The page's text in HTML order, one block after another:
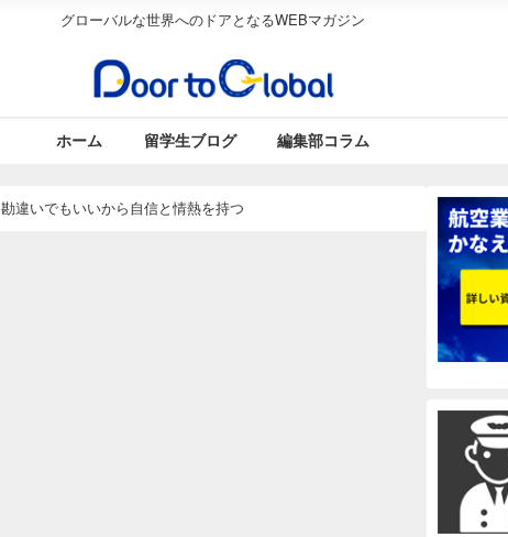
グローバルな世界へのドアとなるWEBマガジン
ホーム 留学生ブログ 編集部コラム
勘違いでもいいから自信と情熱を持つ